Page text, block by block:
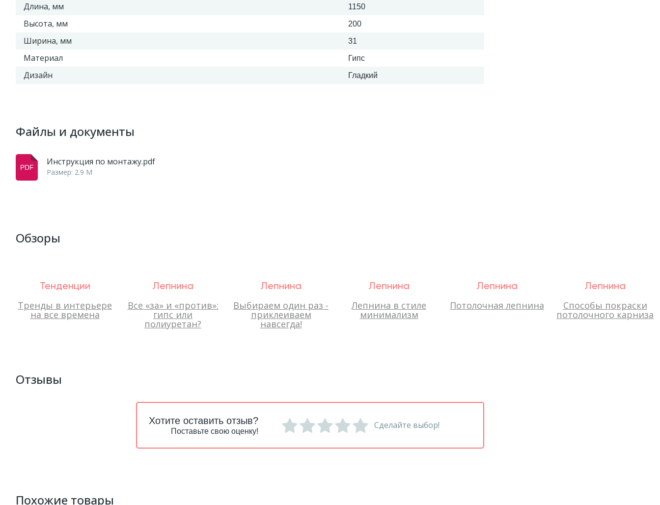
Длина, мм 1150
Высота, мм 200
Ширина, мм 31
Материал Гипс
Дизайн Гладкий
Файлы и документы
Инструкция по монтажу.pdf
Размер: 2.9 M
Обзоры
Тенденции
Тренды в интерьере
на все времена
Лепнина
Все «за» и «против»:
гипс или
полиуретан?
Лепнина
Выбираем один раз -
приклеиваем
навсегда!
Лепнина
Лепнина в стиле
минимализм
Лепнина
Потолочная лепнина
Лепнина
Способы покраски
потолочного карниза
Отзывы
Хотите оставить отзыв?
Поставьте свою оценку!
Сделайте выбор!
Похожие товары